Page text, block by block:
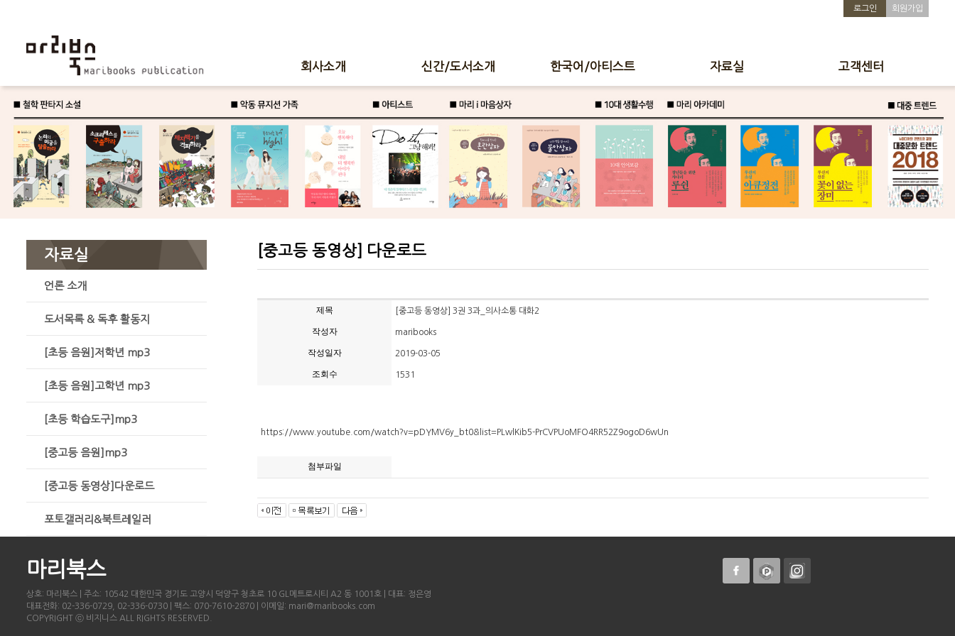
로그인 회원가입
회사소개 신간/도서소개 한국어/아티스트 자료실 고객센터
[중고등 동영상] 다운로드
제목 [중고등 동영상] 3권 3과_의사소통 대화2
작성자 maribooks
작성일자 2019-03-05
조회수 1531
https://www.youtube.com/watch?v=pDYMV6y_bt0&list=PLwlKib5-PrCVPUoMFO4RR52Z9ogoD6wUn
첨부파일
자료실
언론 소개
도서목록 & 독후 활동지
[초등 음원]저학년 mp3
[초등 음원]고학년 mp3
[초등 학습도구]mp3
[중고등 음원]mp3
[중고등 동영상]다운로드
포토갤러리&북트레일러
마리북스
상호: 마리북스 | 주소: 10542 대한민국 경기도 고양시 덕양구 청초로 10 GL메트로시티 A2 동 1001호 | 대표: 정은영
대표전화: 02-336-0729, 02-336-0730 | 팩스: 070-7610-2870 | 이메일: mari@maribooks.com
COPYRIGHT ⓒ 비지니스 ALL RIGHTS RESERVED.